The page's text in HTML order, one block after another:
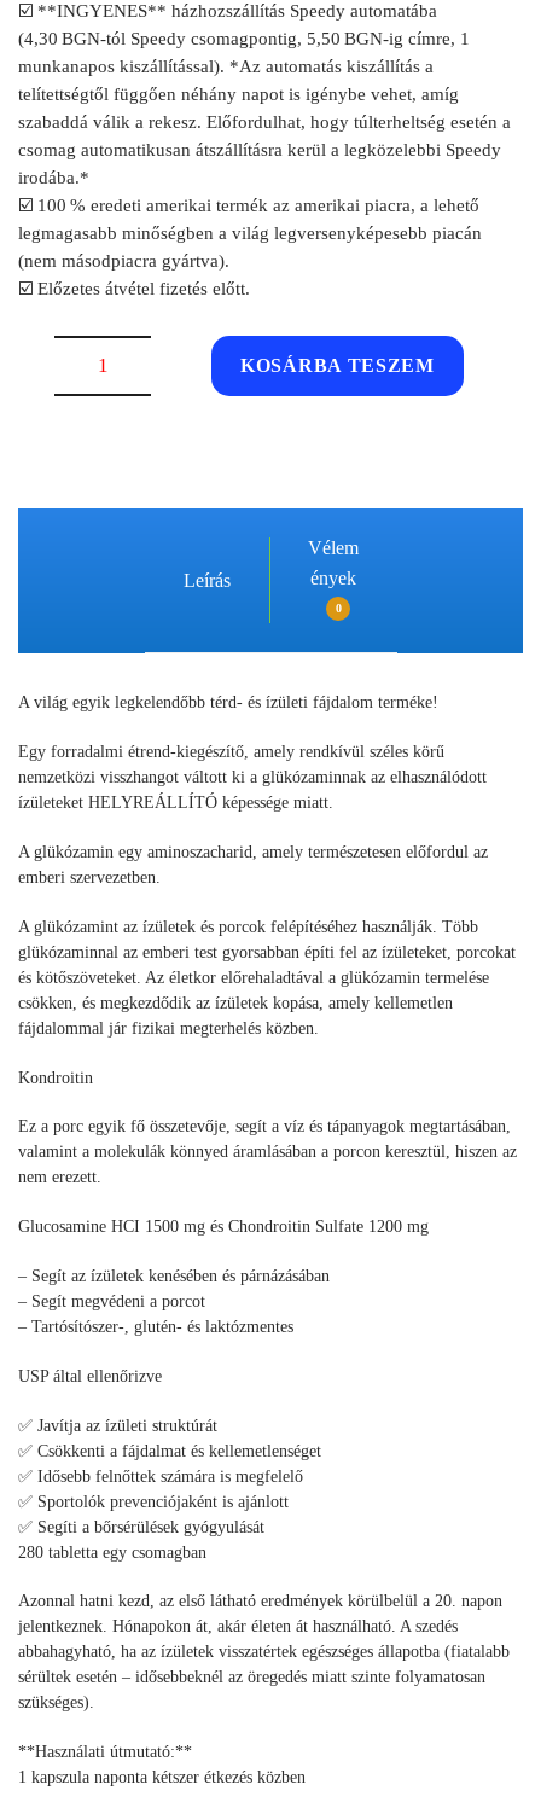
☑️ **INGYENES** házhozszállítás Speedy automatába
(4,30 BGN-tól Speedy csomagpontig, 5,50 BGN‑ig címre, 1
munkanapos kiszállítással). *Az automatás kiszállítás a
telítettségtől függően néhány napot is igénybe vehet, amíg
szabaddá válik a rekesz. Előfordulhat, hogy túlterheltség esetén a
csomag automatikusan átszállításra kerül a legközelebbi Speedy
irodába.*
☑️ 100 % eredeti amerikai termék az amerikai piacra, a lehető
legmagasabb minőségben a világ legversenyképesebb piacán
(nem másodpiacra gyártva).
☑️ Előzetes átvétel fizetés előtt.
Glükózamin
KOSÁRBA TESZEM
Leírás
Vélem
ények
0
A világ egyik legkelendőbb térd- és ízületi fájdalom terméke!
Egy forradalmi étrend‑kiegészítő, amely rendkívül széles körű
nemzetközi visszhangot váltott ki a glükózaminnak az elhasználódott
ízületeket HELYREÁLLÍTÓ képessége miatt.
A glükózamin egy aminoszacharid, amely természetesen előfordul az
emberi szervezetben.
A glükózamint az ízületek és porcok felépítéséhez használják. Több
glükózaminnal az emberi test gyorsabban építi fel az ízületeket, porcokat
és kötőszöveteket. Az életkor előrehaladtával a glükózamin termelése
csökken, és megkezdődik az ízületek kopása, amely kellemetlen
fájdalommal jár fizikai megterhelés közben.
Kondroitin
Ez a porc egyik fő összetevője, segít a víz és tápanyagok megtartásában,
valamint a molekulák könnyed áramlásában a porcon keresztül, hiszen az
nem erezett.
Glucosamine HCI 1500 mg és Chondroitin Sulfate 1200 mg
– Segít az ízületek kenésében és párnázásában
– Segít megvédeni a porcot
– Tartósítószer-, glutén- és laktózmentes
USP által ellenőrizve
✅ Javítja az ízületi struktúrát
✅ Csökkenti a fájdalmat és kellemetlenséget
✅ Idősebb felnőttek számára is megfelelő
✅ Sportolók prevenciójaként is ajánlott
✅ Segíti a bőrsérülések gyógyulását
280 tabletta egy csomagban
Azonnal hatni kezd, az első látható eredmények körülbelül a 20. napon
jelentkeznek. Hónapokon át, akár életen át használható. A szedés
abbahagyható, ha az ízületek visszatértek egészséges állapotba (fiatalabb
sérültek esetén – idősebbeknél az öregedés miatt szinte folyamatosan
szükséges).
**Használati útmutató:**
1 kapszula naponta kétszer étkezés közben